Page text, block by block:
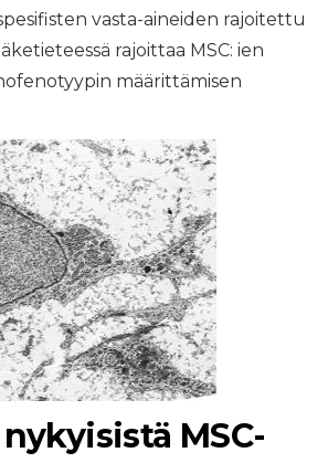
vasta-aineiden rajoitettu
rajoittaa MSC: ien
määrittämisen
MSC-